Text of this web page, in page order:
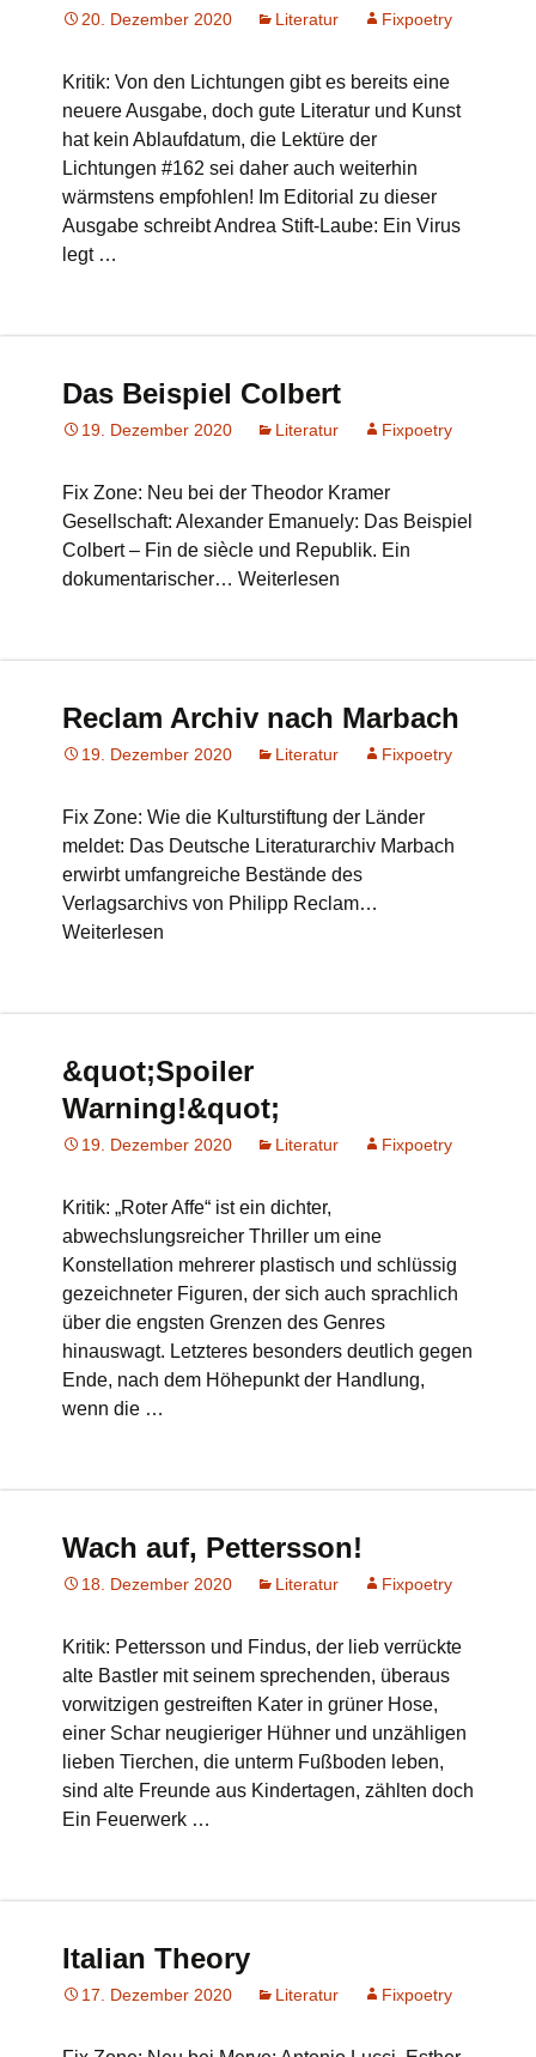
20. Dezember 2020 Literatur Fixpoetry
Kritik: Von den Lichtungen gibt es bereits eine
neuere Ausgabe, doch gute Literatur und Kunst
hat kein Ablaufdatum, die Lektüre der
Lichtungen #162 sei daher auch weiterhin
wärmstens empfohlen! Im Editorial zu dieser
Ausgabe schreibt Andrea Stift-Laube: Ein Virus
legt …
Das Beispiel Colbert
19. Dezember 2020 Literatur Fixpoetry
Fix Zone: Neu bei der Theodor Kramer
Gesellschaft: Alexander Emanuely: Das Beispiel
Colbert – Fin de siècle und Republik. Ein
dokumentarischer… Weiterlesen
Reclam Archiv nach Marbach
19. Dezember 2020 Literatur Fixpoetry
Fix Zone: Wie die Kulturstiftung der Länder
meldet: Das Deutsche Literaturarchiv Marbach
erwirbt umfangreiche Bestände des
Verlagsarchivs von Philipp Reclam…
Weiterlesen
&quot;Spoiler
Warning!&quot;
19. Dezember 2020 Literatur Fixpoetry
Kritik: „Roter Affe“ ist ein dichter,
abwechslungsreicher Thriller um eine
Konstellation mehrerer plastisch und schlüssig
gezeichneter Figuren, der sich auch sprachlich
über die engsten Grenzen des Genres
hinauswagt. Letzteres besonders deutlich gegen
Ende, nach dem Höhepunkt der Handlung,
wenn die …
Wach auf, Pettersson!
18. Dezember 2020 Literatur Fixpoetry
Kritik: Pettersson und Findus, der lieb verrückte
alte Bastler mit seinem sprechenden, überaus
vorwitzigen gestreiften Kater in grüner Hose,
einer Schar neugieriger Hühner und unzähligen
lieben Tierchen, die unterm Fußboden leben,
sind alte Freunde aus Kindertagen, zählten doch
Ein Feuerwerk …
Italian Theory
17. Dezember 2020 Literatur Fixpoetry